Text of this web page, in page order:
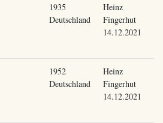
1935
Deutschland
Heinz
Fingerhut
14.12.2021
1952
Deutschland
Heinz
Fingerhut
14.12.2021